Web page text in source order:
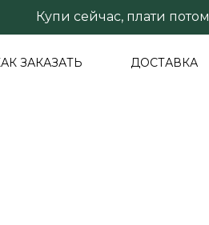
Купи сейчас, плати потом
ЗАКАЗАТЬ ДОСТАВКА